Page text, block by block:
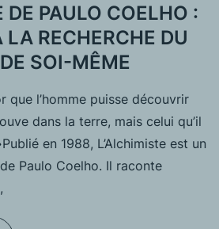
DE PAULO COELHO :
LA RECHERCHE DU
SOI-MÊME
que l’homme puisse découvrir
dans la terre, mais celui qu’il
en 1988, L’Alchimiste est un
Paulo Coelho. Il raconte